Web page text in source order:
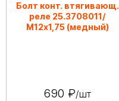
Болт конт. втягивающ.
реле 25.3708011/
М12х1,75 (медный)
690 ₽/шт